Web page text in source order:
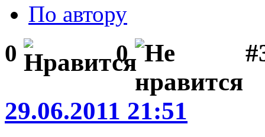
По автору
0 0
29.06.2011 21:51